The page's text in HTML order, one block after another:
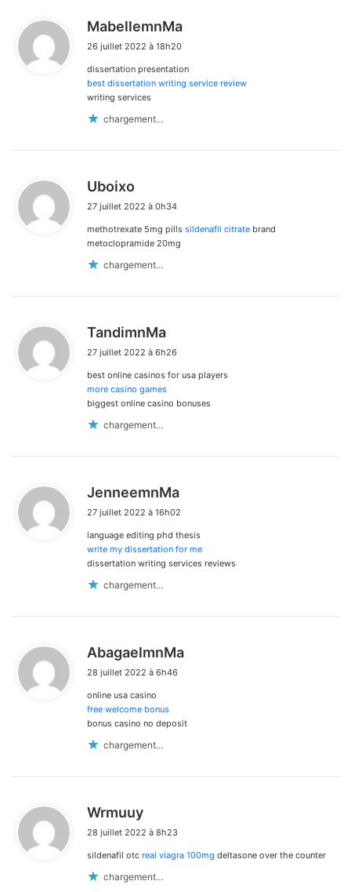
MabellemnMa
:
26 juillet 2022 à 18h20
dissertation presentation
best dissertation writing service review
writing services
chargement…
Uboixo
t
:
27 juillet 2022 à 0h34
methotrexate 5mg pills sildenafil citrate brand
metoclopramide 20mg
chargement…
TandimnMa
t
27 juillet 2022 à 6h26
best online casinos for usa players
more casino games
biggest online casino bonuses
chargement…
JenneemnMa
t
:
27 juillet 2022 à 16h02
language editing phd thesis
write my dissertation for me
dissertation writing services reviews
chargement…
AbagaelmnMa
28 juillet 2022 à 6h46
online usa casino
free welcome bonus
bonus casino no deposit
chargement…
Wrmuuy
t
28 juillet 2022 à 8h23
sildenafil otc real viagra 100mg deltasone over the counter
chargement…